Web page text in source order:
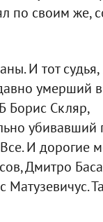
по своим же,
И тот
умерший
Борис Скляр,
убивавший
И дорогие
Дмитро
Матузевичус.